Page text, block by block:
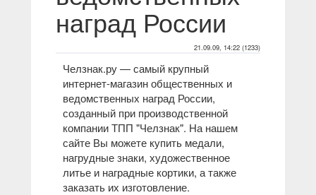
наград России
21.09.09, 14:22 (1233)
Челзнак.ру — самый крупный
интернет-магазин общественных и
ведомственных наград России,
созданный при производственной
компании ТПП "Челзнак". На нашем
сайте Вы можете купить медали,
нагрудные знаки, художественное
литье и наградные кортики, а также
заказать их изготовление.